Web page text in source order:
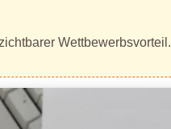
Wettbewerbsvorteil.